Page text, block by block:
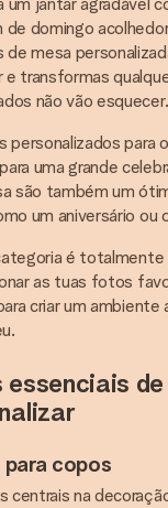
de domingo
mesa
transformas
não vão esquecer.
personalizados para
uma grande
são também um
um aniversário ou
é totalmente
as tuas fotos
criar um ambiente
copos
centrais na